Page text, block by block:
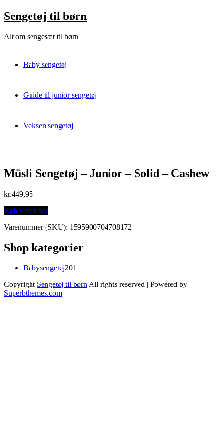
Skip
to
Sengetøj til børn
Alt om sengesæt til børn
Baby sengetøj
Guide til junior sengetøj
Voksen sengetøj
Müsli Sengetøj – Junior – Solid – Cashew
kr.449,95
Køb varen her
Varenummer (SKU): 1595900704708172
Shop kategorier
Babysengetøj201
Copyright Sengetøj til børnAll rights reserved | Powered by
Superbthemes.com